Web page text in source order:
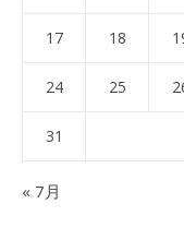
17 18
24 25
31
« 7月